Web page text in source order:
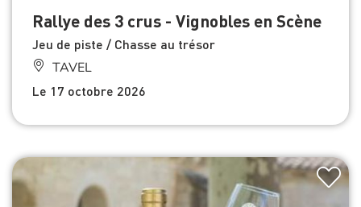
Rallye des 3 crus - Vignobles en Scène
Jeu de piste / Chasse au trésor
TAVEL
Le 17 octobre 2026